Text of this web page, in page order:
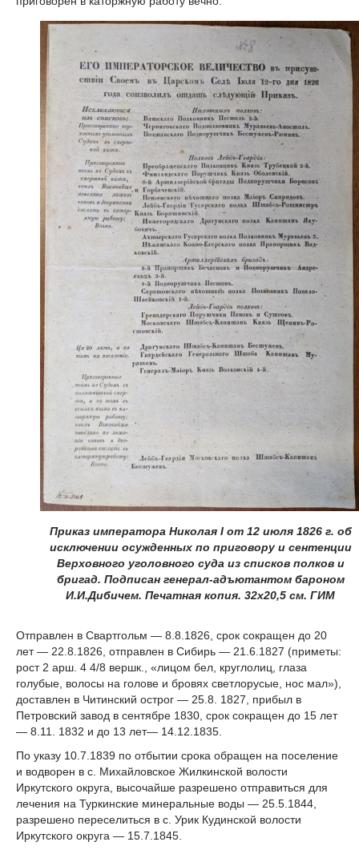
Приказ императора Николая I от 12 июля 1826 г. об
исключении осужденных по приговору и сентенции
Верховного уголовного суда из списков полков и
бригад. Подписан генерал-адъютантом бароном
И.И.Дибичем. Печатная копия. 32х20,5 см. ГИМ
Отправлен в Свартгольм — 8.8.1826, срок сокращен до 20
лет — 22.8.1826, отправлен в Сибирь — 21.6.1827 (приметы:
рост 2 арш. 4 4/8 вершк., «лицом бел, круглолиц, глаза
голубые, волосы на голове и бровях светлорусые, нос мал»),
доставлен в Читинский острог — 25.8. 1827, прибыл в
Петровский завод в сентябре 1830, срок сокращен до 15 лет
— 8.11. 1832 и до 13 лет— 14.12.1835.
По указу 10.7.1839 по отбытии срока обращен на поселение
и водворен в с. Михайловское Жилкинской волости
Иркутского округа, высочайше разрешено отправиться для
лечения на Туркинские минеральные воды — 25.5.1844,
разрешено переселиться в с. Урик Кудинской волости
Иркутского округа — 15.7.1845.